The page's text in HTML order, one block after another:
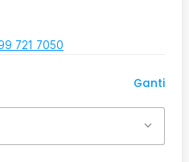
721 7050
Ganti